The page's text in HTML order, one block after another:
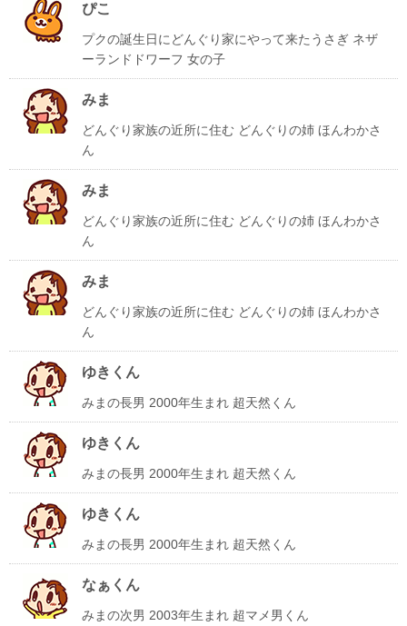
ぴこ
プクの誕生日にどんぐり家にやって来たうさぎ ネザ
ーランドドワーフ 女の子
みま
どんぐり家族の近所に住む どんぐりの姉 ほんわかさ
ん
みま
どんぐり家族の近所に住む どんぐりの姉 ほんわかさ
ん
みま
どんぐり家族の近所に住む どんぐりの姉 ほんわかさ
ん
ゆきくん
みまの長男 2000年生まれ 超天然くん
ゆきくん
みまの長男 2000年生まれ 超天然くん
ゆきくん
みまの長男 2000年生まれ 超天然くん
なぁくん
みまの次男 2003年生まれ 超マメ男くん